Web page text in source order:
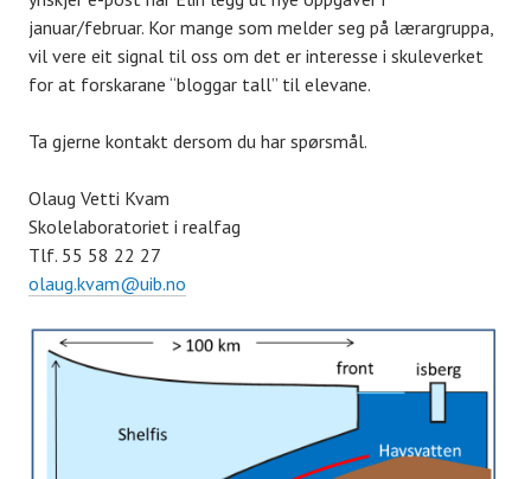
januar/februar. Kor mange som melder seg på lærargruppa,
vil vere eit signal til oss om det er interesse i skuleverket
for at forskarane “bloggar tall” til elevane.
Ta gjerne kontakt dersom du har spørsmål.
Olaug Vetti Kvam
Skolelaboratoriet i realfag
Tlf. 55 58 22 27
olaug.kvam@uib.no